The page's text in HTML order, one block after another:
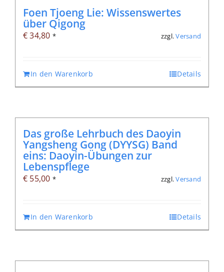
Foen Tjoeng Lie: Wissenswertes
über Qigong
€34,80 * zzgl.Versand
In den Warenkorb Details
Das große Lehrbuch des Daoyin
Yangsheng Gong (DYYSG) Band
eins: Daoyin-Übungen zur
Lebenspflege
€ 55,00 * zzgl.Versand
In den Warenkorb Details